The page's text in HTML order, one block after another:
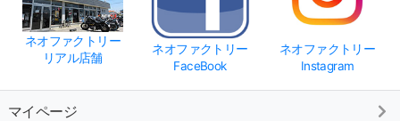
ネオファクトリー
リアル店舗
ネオファクトリー
FaceBook
ネオファクトリー
Instagram
マイページ